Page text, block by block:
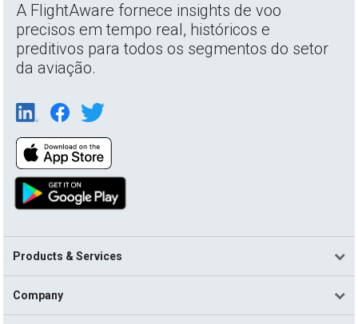
A FlightAware fornece insights de voo
precisos em tempo real, históricos e
preditivos para todos os segmentos do setor
da aviação.
Products & Services
Company